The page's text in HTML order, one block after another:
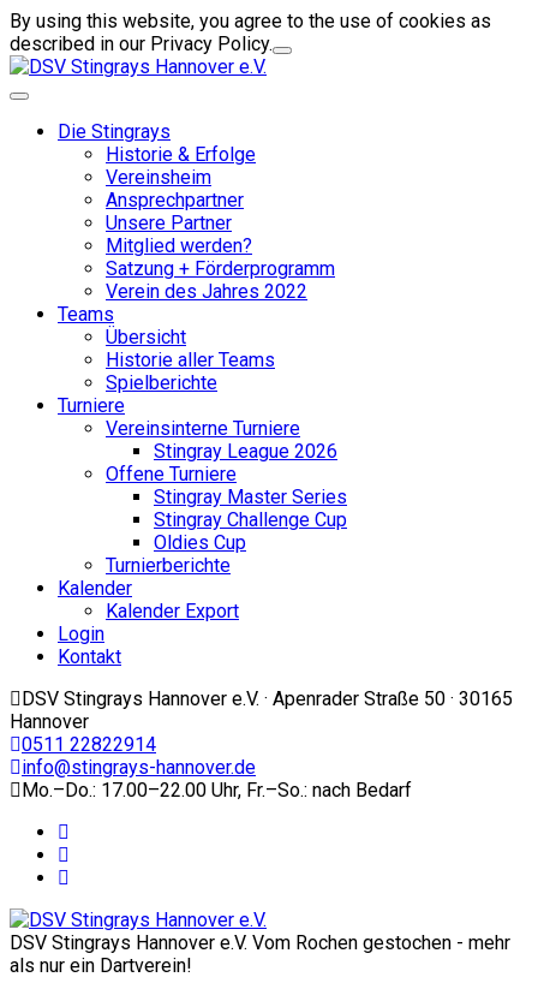
By using this website, you agree to the use of cookies as
described in our Privacy Policy.
Die Stingrays
Historie & Erfolge
Vereinsheim
Ansprechpartner
Unsere Partner
Mitglied werden?
Satzung + Förderprogramm
Verein des Jahres 2022
Teams
Übersicht
Historie aller Teams
Spielberichte
Turniere
Vereinsinterne Turniere
Stingray League 2026
Offene Turniere
Stingray Master Series
Stingray Challenge Cup
Oldies Cup
Turnierberichte
Kalender
Kalender Export
Login
Kontakt
DSV Stingrays Hannover e.V. · Apenrader Straße 50 · 30165
Hannover
0511 22822914
info@stingrays-hannover.de
Mo.–Do.: 17.00–22.00 Uhr, Fr.–So.: nach Bedarf
DSV Stingrays Hannover e.V. Vom Rochen gestochen - mehr
als nur ein Dartverein!